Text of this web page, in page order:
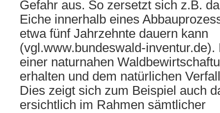
Gefahr aus. So zersetzt sich z.B.
Eiche innerhalb eines
etwa fünf Jahrzehnte dauern kann
(vgl.www.bundeswald-
einer naturnahen
erhalten und dem natürlichen
Dies zeigt sich zum Beispiel auch
ersichtlich im Rahmen sämtlicher